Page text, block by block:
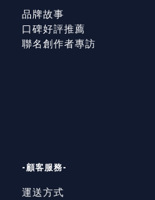
品牌故事
口碑好評推薦
聯名創作者專訪
-顧客服務-
運送方式